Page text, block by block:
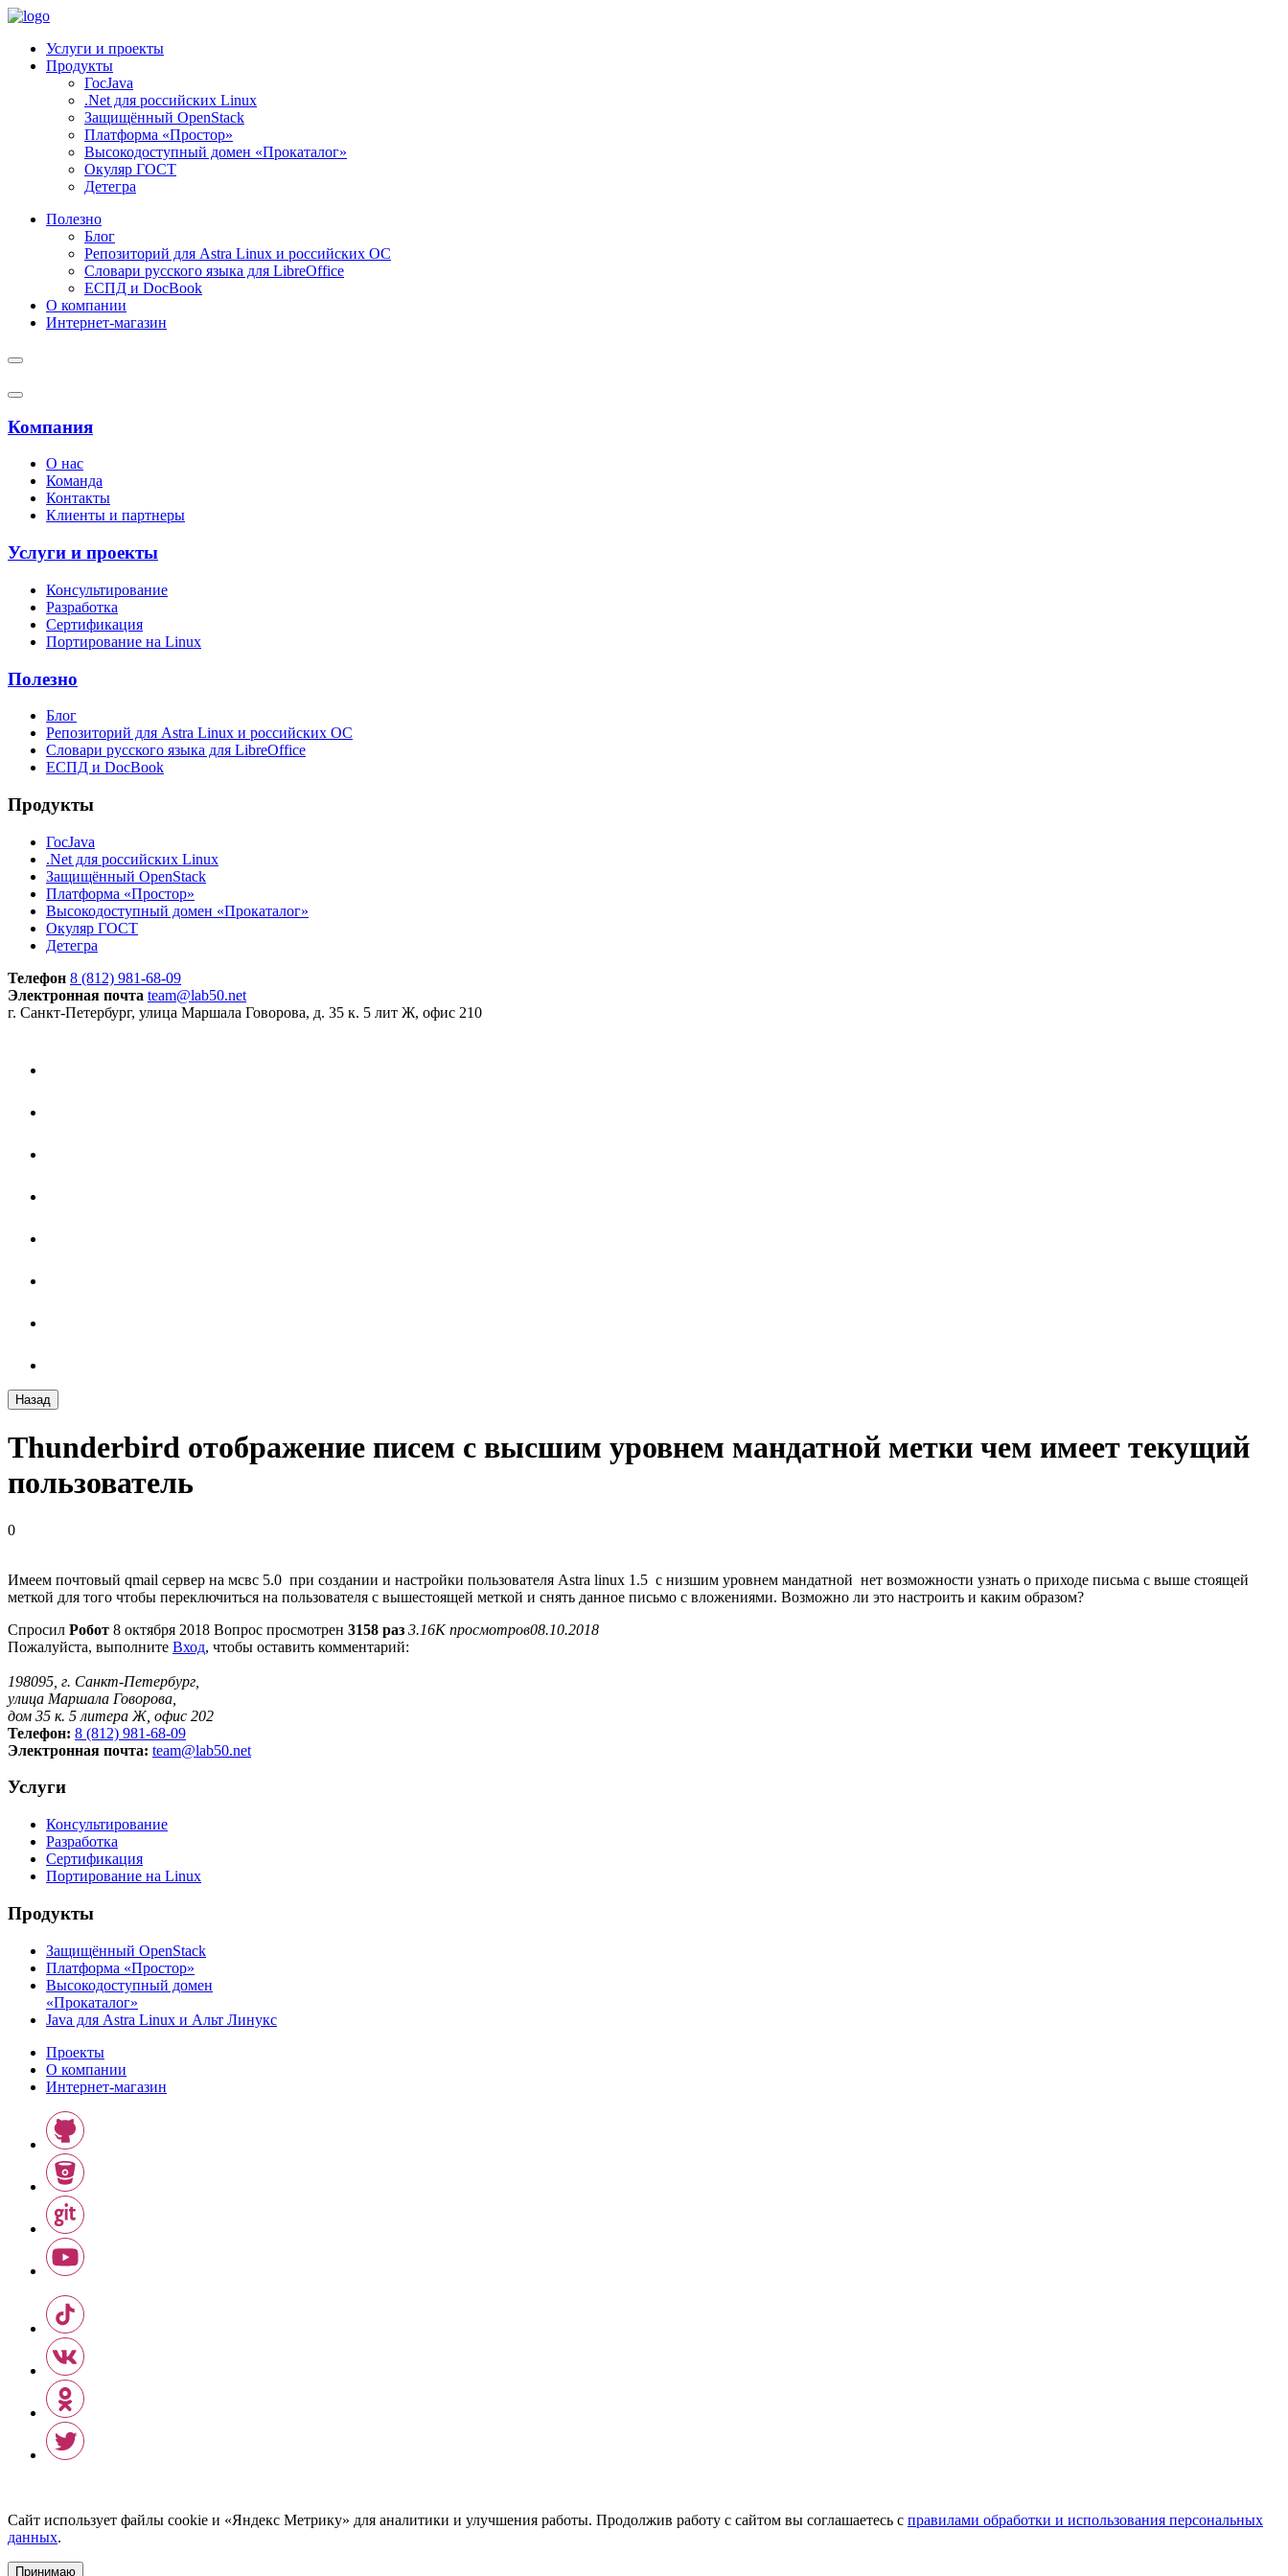
Услуги и проекты
Продукты
ГосJava
.Net для российских Linux
Защищённый OpenStack
Платформа «Простор»
Высокодоступный домен «Прокаталог»
Окуляр ГОСТ
Детегра
Полезно
Блог
Репозиторий для Astra Linux и российских ОС
Словари русского языка для LibreOffice
ЕСПД и DocBook
О компании
Интернет-магазин
Компания
О нас
Команда
Контакты
Клиенты и партнеры
Услуги и проекты
Консультирование
Разработка
Сертификация
Портирование на Linux
Полезно
Блог
Репозиторий для Astra Linux и российских ОС
Словари русского языка для LibreOffice
ЕСПД и DocBook
Продукты
ГосJava
.Net для российских Linux
Защищённый OpenStack
Платформа «Простор»
Высокодоступный домен «Прокаталог»
Окуляр ГОСТ
Детегра
Телефон 8 (812) 981-68-09
Электронная почта team@lab50.net
г. Санкт-Петербург, улица Маршала Говорова, д. 35 к. 5 лит Ж, офис 210
Назад
Thunderbird отображение писем с высшим уровнем мандатной метки чем имеет текущий
пользователь
0
Имеем почтовый qmail сервер на мсвс 5.0 при создании и настройки пользователя Astra linux 1.5 с низшим уровнем мандатной нет возможности узнать о приходе письма с выше стоящей
меткой для того чтобы переключиться на пользователя с вышестоящей меткой и снять данное письмо с вложениями. Возможно ли это настроить и каким образом?
Спросил Робот 8 октября 2018 Вопрос просмотрен 3158 раз 3.16K просмотров08.10.2018
Пожалуйста, выполните Вход, чтобы оставить комментарий:
198095, г. Санкт-Петербург,
улица Маршала Говорова,
дом 35 к. 5 литера Ж, офис 202
Телефон: 8 (812) 981-68-09
Электронная почта: team@lab50.net
Услуги
Консультирование
Разработка
Сертификация
Портирование на Linux
Продукты
Защищённый OpenStack
Платформа «Простор»
Высокодоступный домен
«Прокаталог»
Java для Astra Linux и Альт Линукс
Проекты
О компании
Интернет-магазин
Сайт использует файлы cookie и «Яндекс Метрику» для аналитики и улучшения работы. Продолжив работу с сайтом вы соглашаетесь с правилами обработки и использования персональных
данных.
Принимаю